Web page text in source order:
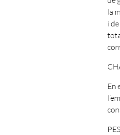
la
i
En